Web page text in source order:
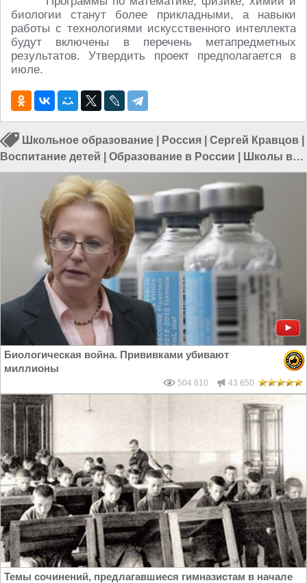
биологии станут более прикладными, а навыки
работы с технологиями искусственного интеллекта
будут включены в перечень метапредметных
результатов. Утвердить проект предполагается в
июле.
Школьное образование Россия Сергей Кравцов
Воспитание детей
Образование в России
Школы в
России
Биологическая война. Прививками убивают
миллионы
504 610 43 650
Темы сочинений, предлагавшиеся гимназистам в начале